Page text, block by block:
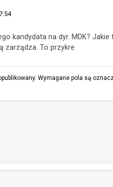
kandydata na dyr. MDK?
zarządza. To przykre
Wymagane pola są